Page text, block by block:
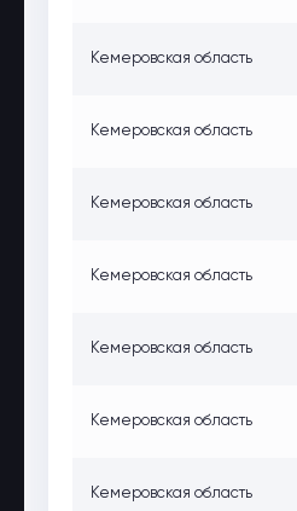
Кемеровская область
Кемеровская область
Кемеровская область
Кемеровская область
Кемеровская область
Кемеровская область
Кемеровская область